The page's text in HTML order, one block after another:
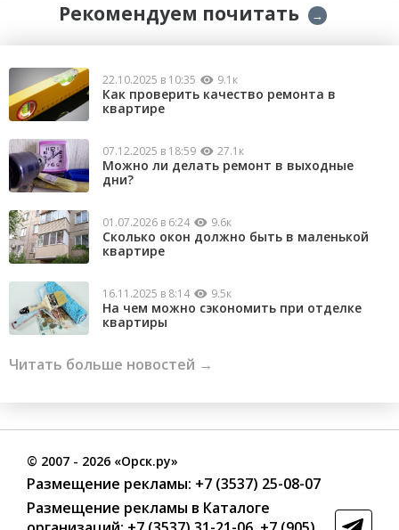
Рекомендуем почитать →
22.10.2025 в 10:35 9.1к
Как проверить качество ремонта в
квартире
07.12.2025 в 18:59 27.1к
Можно ли делать ремонт в выходные
дни?
01.07.2026 в 6:24 9.6к
Сколько окон должно быть в маленькой
квартире
16.11.2025 в 8:14 9.5к
На чем можно сэкономить при отделке
квартиры
Читать больше новостей →
© 2007 - 2026 «Орск.ру»
Размещение рекламы: +7 (3537) 25-08-07
Размещение рекламы в Каталоге